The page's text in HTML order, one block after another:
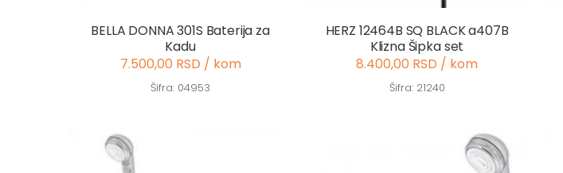
BELLA DONNA 301S Baterija za
Kadu
7.500,00 RSD / kom
Šifra: 04953
HERZ 12464B SQ BLACK a407B
Klizna Šipka set
8.400,00 RSD / kom
Šifra: 21240